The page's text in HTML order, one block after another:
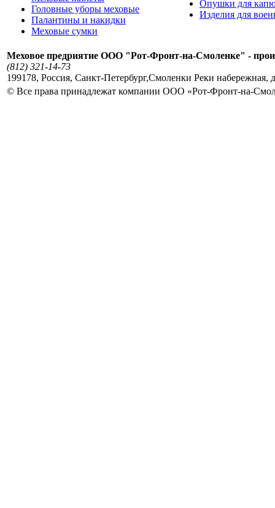
Головные уборы меховые
Палантины и накидки
Меховые сумки
Опушки для
Изделия для
Меховое предриятие ООО "Рот-Фронт-на-Смоленке" -
(812) 321-14-73
199178, Россия, Санкт-Петербург,Смоленки Реки набережная,
© Все права принадлежат компании ООО «Рот-Фронт-на-